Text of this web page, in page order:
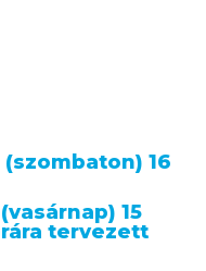
16
15
tervezett